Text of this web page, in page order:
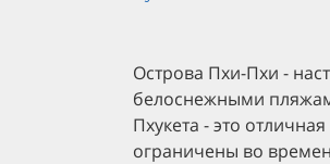
Острова Пхи-Пхи -
белоснежными
Пхукета - это
ограничены во